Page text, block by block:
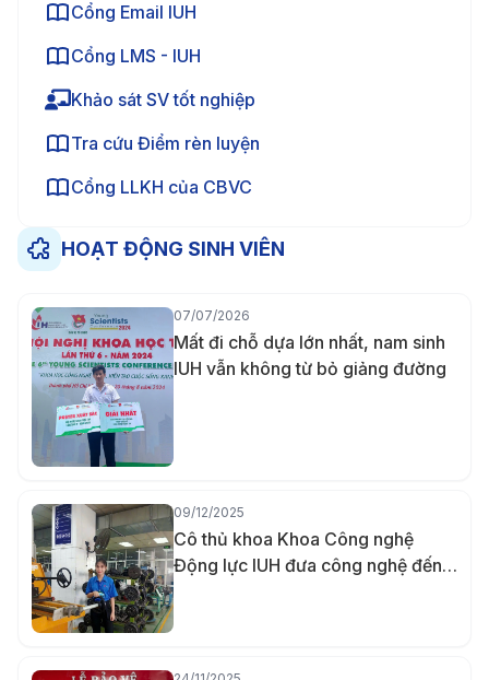
Cổng Email IUH
Cổng LMS - IUH
Khảo sát SV tốt nghiệp
Tra cứu Điểm rèn luyện
Cổng LLKH của CBVC
HOẠT ĐỘNG SINH VIÊN
07/07/2026
Mất đi chỗ dựa lớn nhất, nam sinh
IUH vẫn không từ bỏ giảng đường
09/12/2025
Cô thủ khoa Khoa Công nghệ
Động lực IUH đưa công nghệ đến
gần hơn với người khuyết tật bằng